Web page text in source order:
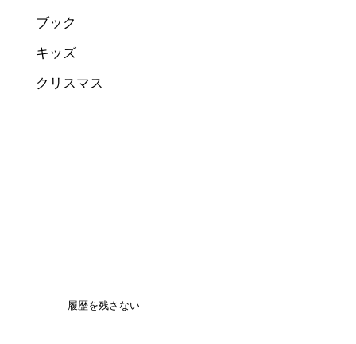
ブック
キッズ
クリスマス
履歴を残さない